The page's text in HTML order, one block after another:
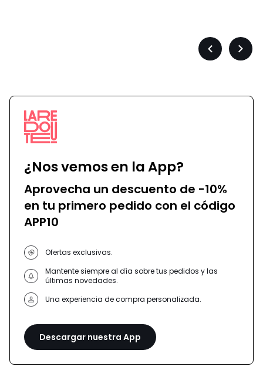
Précédent
¿Nos vemos en la App?
Aprovecha un descuento de -10%
en tu primero pedido con el código
APP10
Ofertas exclusivas.
Mantente siempre al día sobre tus pedidos y las
últimas novedades.
Una experiencia de compra personalizada.
Descargar nuestra App